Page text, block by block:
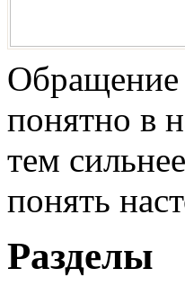
Обращение
понятно в
тем
понять
Разделы